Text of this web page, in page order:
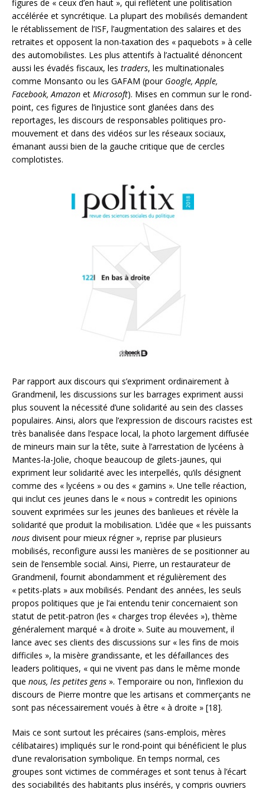
figures de « ceux d’en haut », qui reflètent une politisation
accélérée et syncrétique. La plupart des mobilisés demandent
le rétablissement de l’ISF, l’augmentation des salaires et des
retraites et opposent la non-taxation des « paquebots » à celle
des automobilistes. Les plus attentifs à l’actualité dénoncent
aussi les évadés fiscaux, les traders, les multinationales
comme Monsanto ou les GAFAM (pour Google, Apple,
Facebook, Amazon et Microsoft). Mises en commun sur le rond-
point, ces figures de l’injustice sont glanées dans des
reportages, les discours de responsables politiques pro-
mouvement et dans des vidéos sur les réseaux sociaux,
émanant aussi bien de la gauche critique que de cercles
complotistes.
Par rapport aux discours qui s’expriment ordinairement à
Grandmenil, les discussions sur les barrages expriment aussi
plus souvent la nécessité d’une solidarité au sein des classes
populaires. Ainsi, alors que l’expression de discours racistes est
très banalisée dans l’espace local, la photo largement diffusée
de mineurs main sur la tête, suite à l’arrestation de lycéens à
Mantes-la-Jolie, choque beaucoup de gilets-jaunes, qui
expriment leur solidarité avec les interpellés, qu’ils désignent
comme des « lycéens » ou des « gamins ». Une telle réaction,
qui inclut ces jeunes dans le « nous » contredit les opinions
souvent exprimées sur les jeunes des banlieues et révèle la
solidarité que produit la mobilisation. L’idée que « les puissants
nous divisent pour mieux régner », reprise par plusieurs
mobilisés, reconfigure aussi les manières de se positionner au
sein de l’ensemble social. Ainsi, Pierre, un restaurateur de
Grandmenil, fournit abondamment et régulièrement des
« petits-plats » aux mobilisés. Pendant des années, les seuls
propos politiques que je l’ai entendu tenir concernaient son
statut de petit-patron (les « charges trop élevées »), thème
généralement marqué « à droite ». Suite au mouvement, il
lance avec ses clients des discussions sur « les fins de mois
difficiles », la misère grandissante, et les défaillances des
leaders politiques, « qui ne vivent pas dans le même monde
que nous, les petites gens ». Temporaire ou non, l’inflexion du
discours de Pierre montre que les artisans et commerçants ne
sont pas nécessairement voués à être « à droite » [18].
Mais ce sont surtout les précaires (sans-emplois, mères
célibataires) impliqués sur le rond-point qui bénéficient le plus
d’une revalorisation symbolique. En temps normal, ces
groupes sont victimes de commérages et sont tenus à l’écart
des sociabilités des habitants plus insérés, y compris ouvriers